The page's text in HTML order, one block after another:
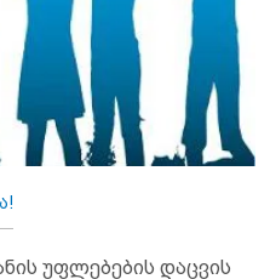
უფლებების დაცვის